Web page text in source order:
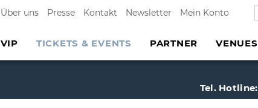
Über uns Presse Kontakt Newsletter Mein Konto
VIP TICKETS & EVENTS PARTNER VENUES
Tel. Hotline: